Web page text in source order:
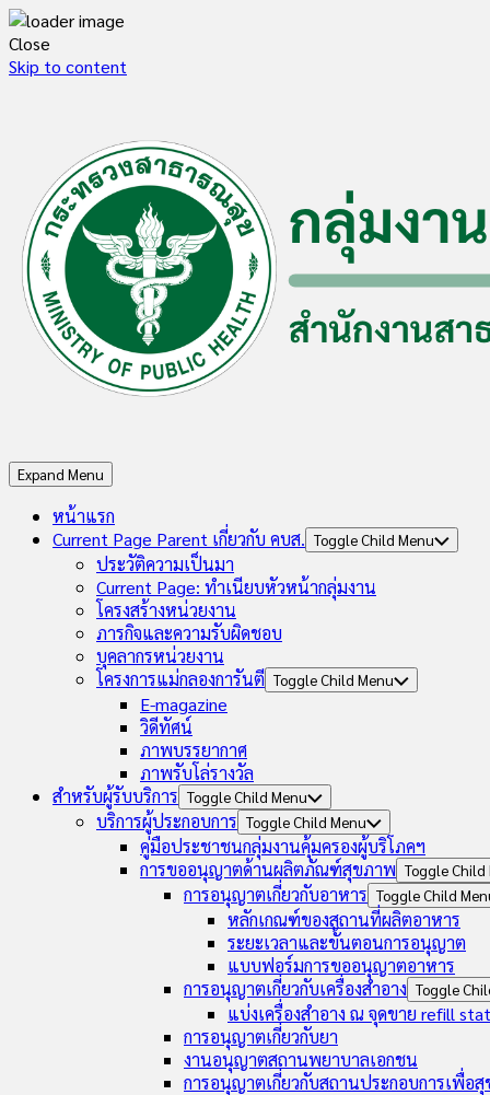
Close
Skip to content
Expand Menu
หน้าแรก
Current Page Parent เกี่ยวกับ คบส. Toggle Child Menu
ประวัติความเป็นมา
Current Page: ทำเนียบหัวหน้ากลุ่มงาน
โครงสร้างหน่วยงาน
ภารกิจและความรับผิดชอบ
บุคลากรหน่วยงาน
โครงการแม่กลองการันตี Toggle Child Menu
E-magazine
วิดีทัศน์
ภาพบรรยากาศ
ภาพรับโล่รางวัล
สำหรับผู้รับบริการ Toggle Child Menu
บริการผู้ประกอบการ Toggle Child Menu
คู่มือประชาชนกลุ่มงานคุ้มครองผู้บริโภคฯ
การขออนุญาตด้านผลิตภัณฑ์สุขภาพ Toggle Child
การอนุญาตเกี่ยวกับอาหาร Toggle Child
หลักเกณฑ์ของสถานที่ผลิตอาหาร
ระยะเวลาและขั้นตอนการอนุญาต
แบบฟอร์มการขออนุญาตอาหาร
การอนุญาตเกี่ยวกับเครื่องสำอาง Toggle
แบ่งเครื่องสำอาง ณ จุดขาย refill
การอนุญาตเกี่ยวกับยา
งานอนุญาตสถานพยาบาลเอกชน
การอนุญาตเกี่ยวกับสถานประกอบการเพื่อ